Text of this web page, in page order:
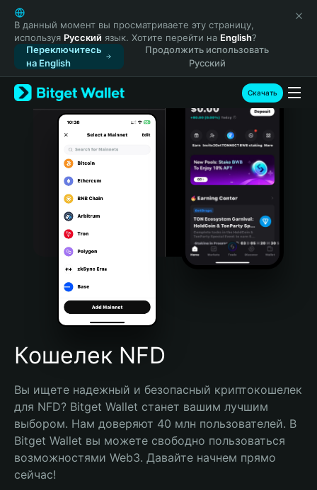
English
日本語
Tiếng Việt
Русский
Español (Latinoamérica)
Türkçe
Italiano
Português (Portugal)
Bahasa Indonesia
Português (Brasil)
Español (Argentina)
В данный момент вы просматриваете эту страницу,
используя Русский язык. Хотите перейти на English?
Переключитесь
на English
Продолжить использовать
Русский
Скачать
Кошелек NFD
Вы ищете надежный и безопасный криптокошелек
для NFD? Bitget Wallet станет вашим лучшим
выбором. Нам доверяют 40 млн пользователей. В
Bitget Wallet вы можете свободно пользоваться
возможностями Web3. Давайте начнем прямо
сейчас!